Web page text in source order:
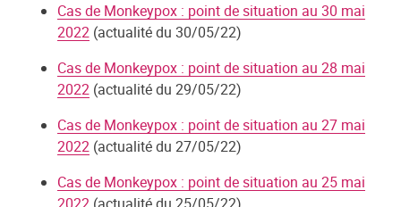
Cas de Monkeypox : point de situation au 30 mai
2022 (actualité du 30/05/22)
Cas de Monkeypox : point de situation au 28 mai
2022 (actualité du 29/05/22)
Cas de Monkeypox : point de situation au 27 mai
2022 (actualité du 27/05/22)
Cas de Monkeypox : point de situation au 25 mai